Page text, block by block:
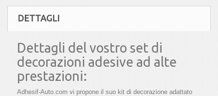
DETTAGLI
Dettagli del vostro set di
decorazioni adesive ad alte
prestazioni:
Adhesif-Auto.com vi propone il suo kit di decorazione adattato